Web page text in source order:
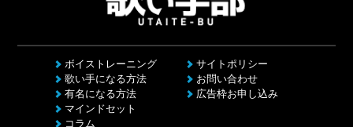
ボイストレーニング
歌い手になる方法
有名になる方法
マインドセット
コラム
サイトポリシー
お問い合わせ
広告枠お申し込み